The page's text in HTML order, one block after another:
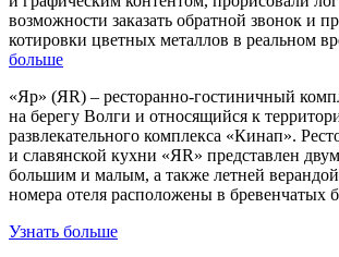
возможности заказать обратной звонок и
котировки цветных металлов в реальном
больше
«Яр» (ЯR) – ресторанно-гостиничный
на берегу Волги и относящийся к
развлекательного комплекса «Кинап».
и славянской кухни «ЯR» представлен
большим и малым, а также летней
номера отеля расположены в бревенчатых
Узнать больше